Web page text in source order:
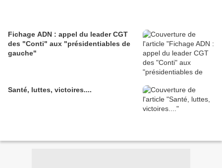
Fichage ADN : appel du leader CGT
des "Conti" aux "présidentiables de
gauche"
Santé, luttes, victoires....